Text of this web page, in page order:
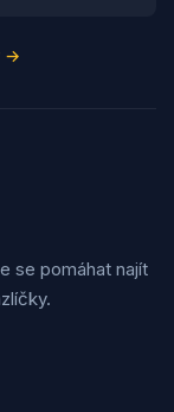
→
se pomáhat najít